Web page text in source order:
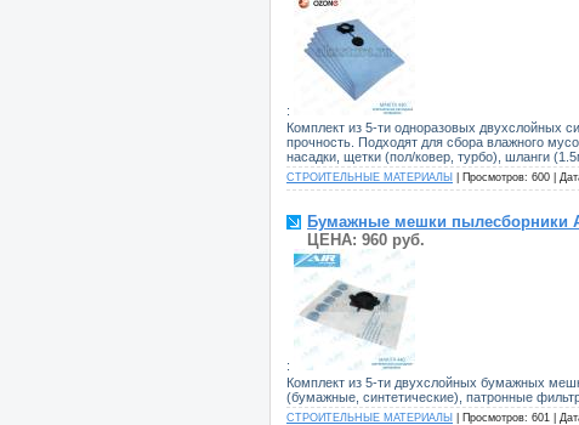
:
Комплект из 5-ти одноразовых двухслойных
прочность. Подходят для сбора влажного
насадки, щетки (пол/ковер, турбо), шланги
СТРОИТЕЛЬНЫЕ МАТЕРИАЛЫ | Просмотров: 600 |
Бумажные мешки пылесборники
ЦЕНА: 960 руб.
:
Комплект из 5-ти двухслойных бумажных
(бумажные, синтетические), патронные
СТРОИТЕЛЬНЫЕ МАТЕРИАЛЫ | Просмотров: 601 |